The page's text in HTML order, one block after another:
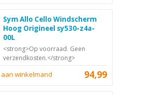
Sym Allo Cello Windscherm
Hoog Origineel sy530-z4a-
00L
<strong>Op voorraad. Geen
verzendkosten.</strong>
94,99
winkelmand